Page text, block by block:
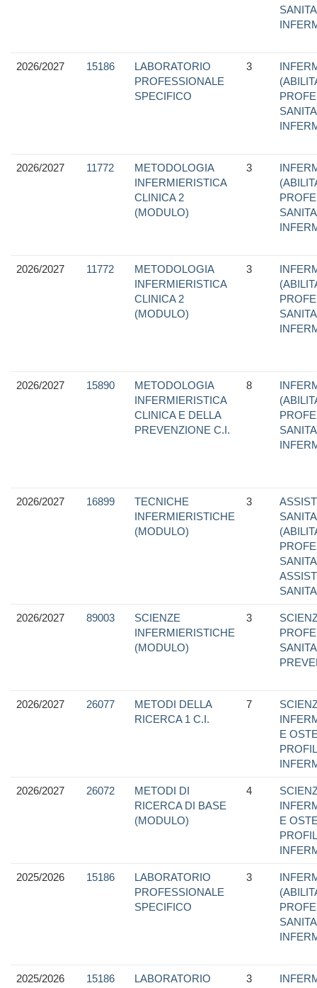
2026/2027 15186
LABORATORIO
PROFESSIONALE
SPECIFICO
3
2026/2027 11772
METODOLOGIA
INFERMIERISTICA
CLINICA 2
(MODULO)
3
2026/2027 11772
METODOLOGIA
INFERMIERISTICA
CLINICA 2
(MODULO)
3
2026/2027 15890
METODOLOGIA
INFERMIERISTICA
CLINICA E DELLA
PREVENZIONE C.I.
8
2026/2027 16899
TECNICHE
INFERMIERISTICHE
(MODULO)
3
2026/2027 89003
SCIENZE
INFERMIERISTICHE
(MODULO)
3
2026/2027 26077
METODI DELLA
RICERCA 1 C.I.
7
E
2026/2027 26072
METODI DI
RICERCA DI BASE
(MODULO)
4
E
2025/2026 15186
LABORATORIO
PROFESSIONALE
SPECIFICO
3
2025/2026 15186
LABORATORIO
3